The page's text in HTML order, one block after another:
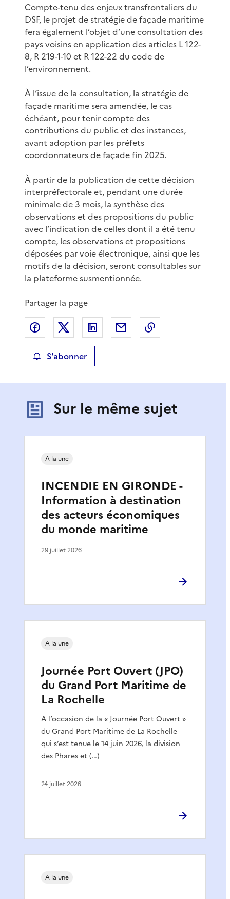
Compte-tenu des enjeux transfrontaliers du
DSF, le projet de stratégie de façade maritime
fera également l’objet d’une consultation des
pays voisins en application des articles L 122-
8, R 219-1-10 et R 122-22 du code de
l’environnement.
À l’issue de la consultation, la stratégie de
façade maritime sera amendée, le cas
échéant, pour tenir compte des
contributions du public et des instances,
avant adoption par les préfets
coordonnateurs de façade fin 2025.
À partir de la publication de cette décision
interpréfectorale et, pendant une durée
minimale de 3 mois, la synthèse des
observations et des propositions du public
avec l’indication de celles dont il a été tenu
compte, les observations et propositions
déposées par voie électronique, ainsi que les
motifs de la décision, seront consultables sur
la plateforme susmentionnée.
Partager la page
Partager sur Facebook
Partager sur XPartager sur LinkedIn
Partager par email
S'abonner
Sur le même sujet
INCENDIE EN GIRONDE -
Information à destination
des acteurs économiques
du monde maritime
A la une
29 juillet 2026
Journée Port Ouvert (JPO)
du Grand Port Maritime de
La Rochelle
A l’occasion de la « Journée Port Ouvert »
du Grand Port Maritime de La Rochelle
qui s’est tenue le 14 juin 2026, la division
des Phares et (…)
A la une
24 juillet 2026
A la une